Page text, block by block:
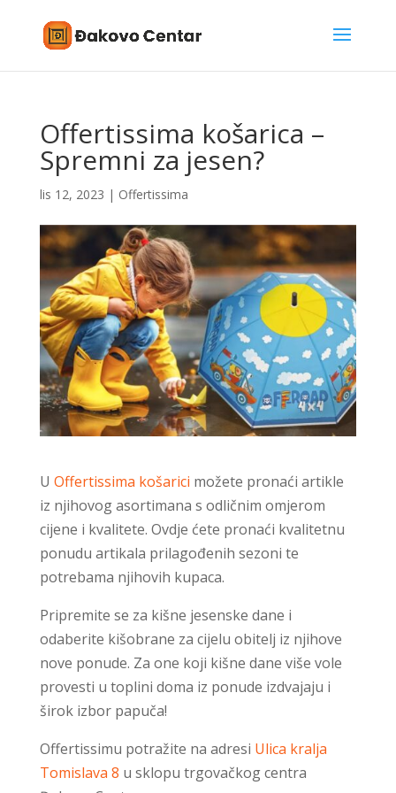
Offertissima košarica –
Spremni za jesen?
lis 12, 2023 | Offertissima
U Offertissima košarici možete pronaći artikle
iz njihovog asortimana s odličnim omjerom
cijene i kvalitete. Ovdje ćete pronaći kvalitetnu
ponudu artikala prilagođenih sezoni te
potrebama njihovih kupaca.
Pripremite se za kišne jesenske dane i
odaberite kišobrane za cijelu obitelj iz njihove
nove ponude. Za one koji kišne dane više vole
provesti u toplini doma iz ponude izdvajaju i
širok izbor papuča!
Offertissimu potražite na adresi Ulica kralja
Tomislava 8 u sklopu trgovačkog centra